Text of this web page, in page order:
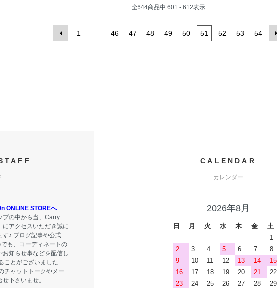
全644商品中 601 - 612表示
1 46 47 48 49 50 51 52 53 54
ONLINE STOREへ
プの中から当、Carry
にアクセスいただき誠に
す♪ ブログ記事や公式
も、コーディネートの
お知らせ事などを配信し
ことがございました
チャットトークやメー
下さいませ。
CALENDAR
カレンダー
2026年8月
日 月 火 水 木 金
土
1
2
3 4 5 6 7
8
9
10 11 12 13 14
15
16
17 18 19 20 21
22
23
24 25 26 27 28
29